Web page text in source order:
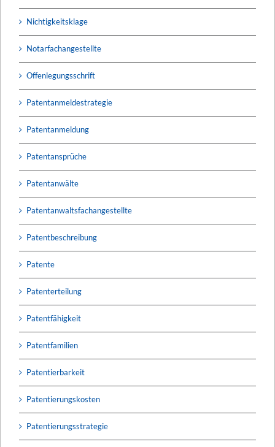
Nichtigkeitsklage
Notarfachangestellte
Offenlegungsschrift
Patentanmeldestrategie
Patentanmeldung
Patentansprüche
Patentanwälte
Patentanwaltsfachangestellte
Patentbeschreibung
Patente
Patenterteilung
Patentfähigkeit
Patentfamilien
Patentierbarkeit
Patentierungskosten
Patentierungsstrategie